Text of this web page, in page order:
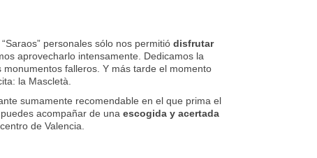
personales sólo nos permitió disfrutar
aprovecharlo intensamente. Dedicamos la
falleros. Y más tarde el momento
la Mascletà.
sumamente recomendable en el que prima el
acompañar de una escogida y acertada
de Valencia.